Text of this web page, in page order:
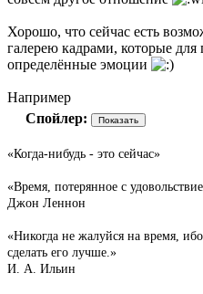
Хорошо, что сейчас есть
галерею кадрами, которые для
определённые эмоции
Например
Спойлер:
«Когда-нибудь - это сейчас»
«Время, потерянное с
Джон Леннон
«Никогда не жалуйся на время,
сделать его лучше.»
И. А. Ильин